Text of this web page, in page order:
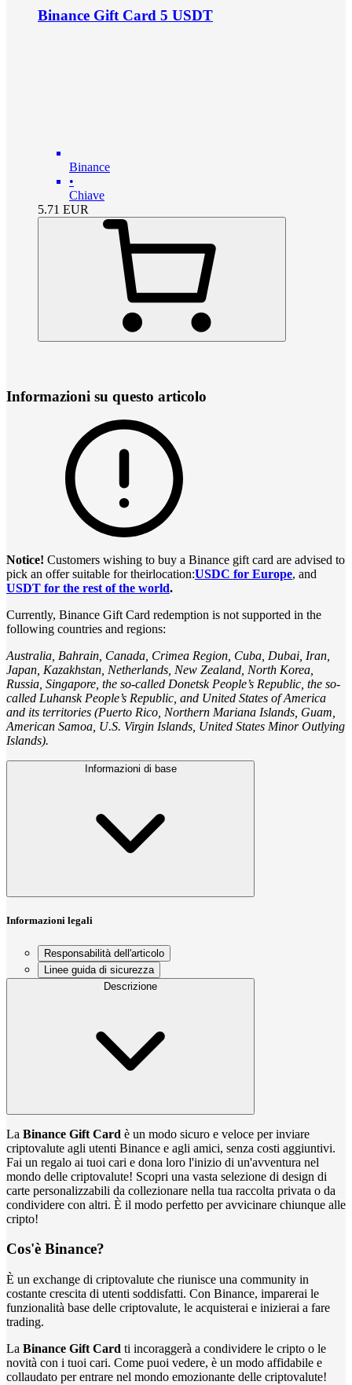
Binance Gift Card 5 USDT
Binance
•
Chiave
5.71 EUR
Informazioni su questo articolo
Notice! Customers wishing to buy a Binance gift card are advised to
pick an offer suitable for theirlocation:USDC for Europe, and
USDT for the rest of the world.
Currently, Binance Gift Card redemption is not supported in the
following countries and regions:
Australia, Bahrain, Canada, Crimea Region, Cuba, Dubai, Iran,
Japan, Kazakhstan, Netherlands, New Zealand, North Korea,
Russia, Singapore, the so-called Donetsk People’s Republic, the so-
called Luhansk People’s Republic, and United States of America
and its territories (Puerto Rico, Northern Mariana Islands, Guam,
American Samoa, U.S. Virgin Islands, United States Minor Outlying
Islands).
Informazioni di base
Informazioni legali
Responsabilità dell'articolo
Linee guida di sicurezza
Descrizione
La Binance Gift Card è un modo sicuro e veloce per inviare
criptovalute agli utenti Binance e agli amici, senza costi aggiuntivi.
Fai un regalo ai tuoi cari e dona loro l'inizio di un'avventura nel
mondo delle criptovalute! Scopri una vasta selezione di design di
carte personalizzabili da collezionare nella tua raccolta privata o da
condividere con altri. È il modo perfetto per avvicinare chiunque alle
cripto!
Cos'è Binance?
È un exchange di criptovalute che riunisce una community in
costante crescita di utenti soddisfatti. Con Binance, imparerai le
funzionalità base delle criptovalute, le acquisterai e inizierai a fare
trading.
La Binance Gift Card ti incoraggerà a condividere le cripto o le
novità con i tuoi cari. Come puoi vedere, è un modo affidabile e
collaudato per entrare nel mondo emozionante delle criptovalute!